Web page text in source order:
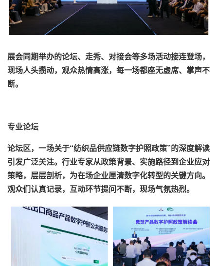
展会同期举办的论坛、走秀、对接会等多场活动接连登场，
现场人头攒动，观众热情高涨，每一场都座无虚席、掌声不
断。
专业论坛
论坛区，一场关于“纺织品供应链数字护照政策”的深度解读
引发广泛关注。行业专家从政策背景、实施路径到企业应对
策略，层层剖析，为在场企业厘清数字化转型的关键方向。
观众们认真记录，互动环节提问不断，现场气氛热烈。